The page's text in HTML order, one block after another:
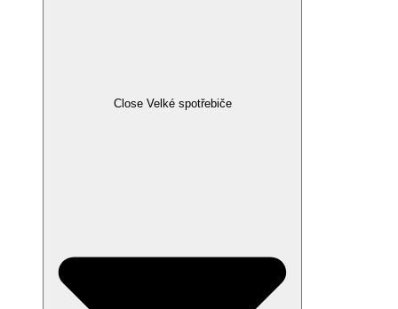
Close Velké spotřebiče